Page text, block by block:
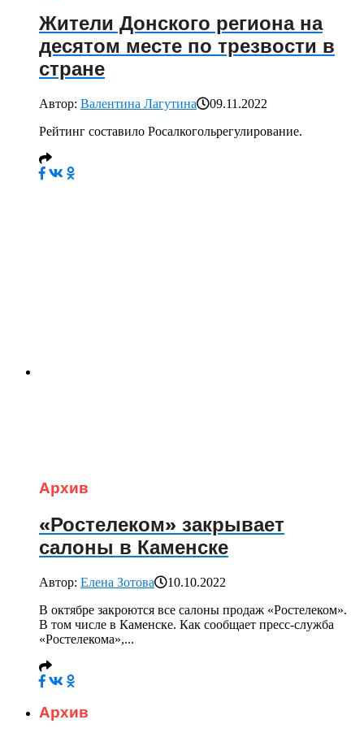
Жители Донского региона на
десятом месте по трезвости в
стране
Автор: Валентина Лагутина
09.11.2022
Рейтинг составило Росалкогольрегулирование.
Архив
«Ростелеком» закрывает
салоны в Каменске
Автор: Елена Зотова
10.10.2022
В октябре закроются все салоны продаж «Ростелеком».
В том числе в Каменске. Как сообщает пресс-служба
«Ростелекома»,...
Архив